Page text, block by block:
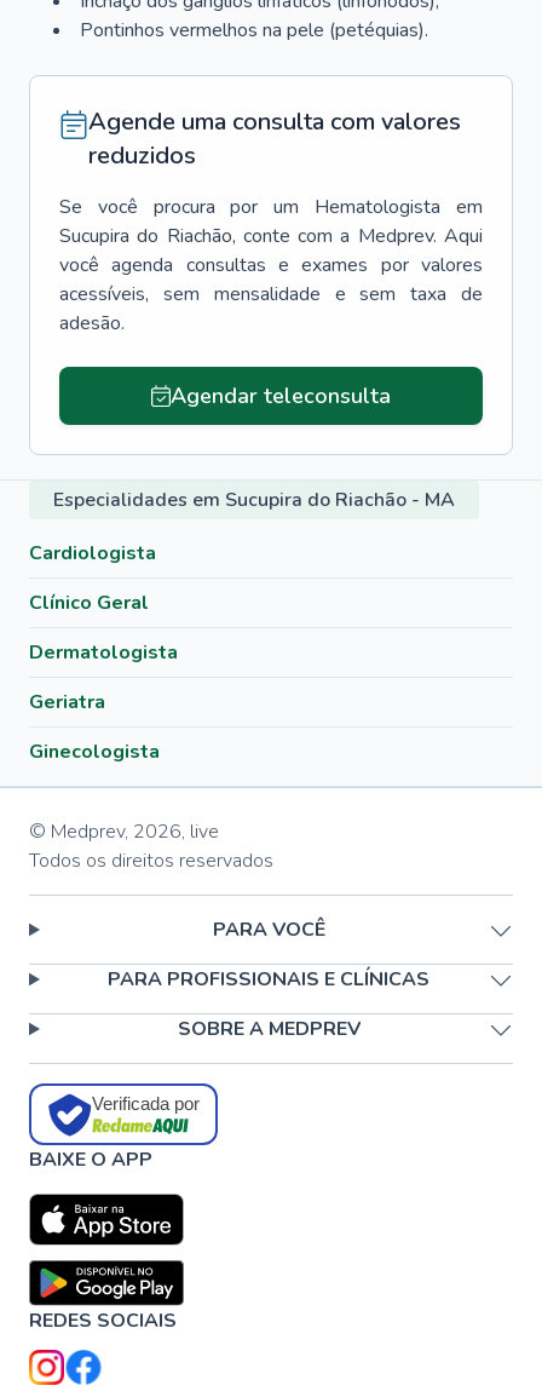
Pontinhos vermelhos na pele (petéquias).
Agende uma consulta com valores
reduzidos
Se você procura por um Hematologista
em
Sucupira do Riachão, conte com a Medprev. Aqui
você agenda consultas e exames por valores
acessíveis, sem mensalidade e sem taxa de
adesão.
Agendar teleconsulta
Especialidades em Sucupira do Riachão - MA
Cardiologista
Clínico Geral
Dermatologista
Geriatra
Ginecologista
© Medprev, 2026, live
Todos os direitos reservados
PARA VOCÊ
PARA PROFISSIONAIS E CLÍNICAS
SOBRE A MEDPREV
Verificada por
BAIXE O APP
REDES SOCIAIS